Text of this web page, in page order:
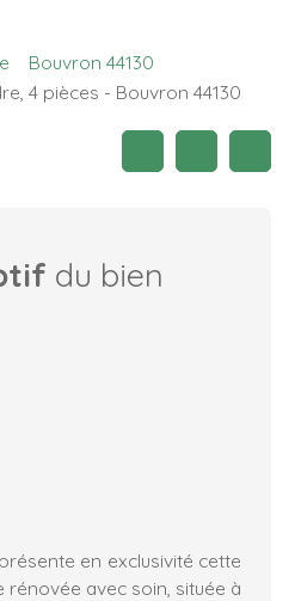
Bouvron 44130
4 pièces - Bouvron 44130
du bien
en exclusivité cette
avec soin, située à